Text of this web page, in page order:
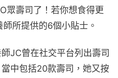
眾壽司了！若你想食得更
所提供的6個小貼士。
JC曾在社交平台列出壽司
中包括20款壽司，她又按